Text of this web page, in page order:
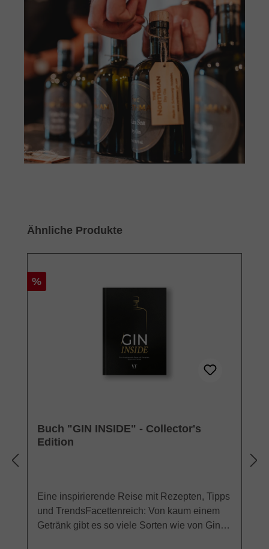
Produktgalerie überspringen
Ähnliche Produkte
Rabatt
%
Buch "GIN INSIDE" - Collector's
Edition
Eine inspirierende Reise mit Rezepten, Tipps
und TrendsFacettenreich: Von kaum einem
Getränk gibt es so viele Sorten wie von Gin.